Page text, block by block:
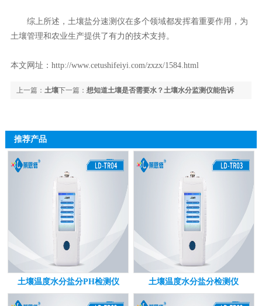
综上所述，土壤盐分速测仪在多个领域都发挥着重要作用，为
土壤管理和农业生产提供了有力的技术支持。
本文网址： http://www.cetushifeiyi.com/zxzx/1584.html
下一篇：想知道土壤是否需要水？土壤水分监测仪能告诉
上一篇： 土壤
推荐产品
土壤温度水分盐分PH检测仪 土壤温度水分盐分检测仪